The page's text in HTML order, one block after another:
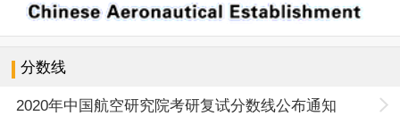
分数线
2020年中国航空研究院考研复试分数线公布通知